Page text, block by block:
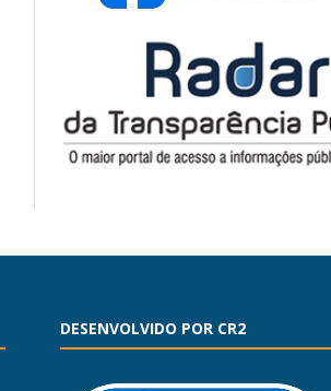
DESENVOLVIDO POR CR2